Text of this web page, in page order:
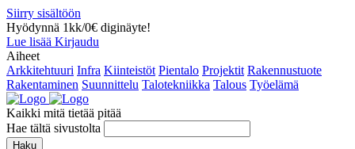
Siirry sisältöön
Hyödynnä 1kk/0€ diginäyte!
Lue lisää Kirjaudu
Aiheet
Arkkitehtuuri Infra Kiinteistöt Pientalo Projektit Rakennustuote
Rakentaminen Suunnittelu Talotekniikka Talous Työelämä
Kaikki mitä tietää pitää
Hae tältä sivustolta
Haku